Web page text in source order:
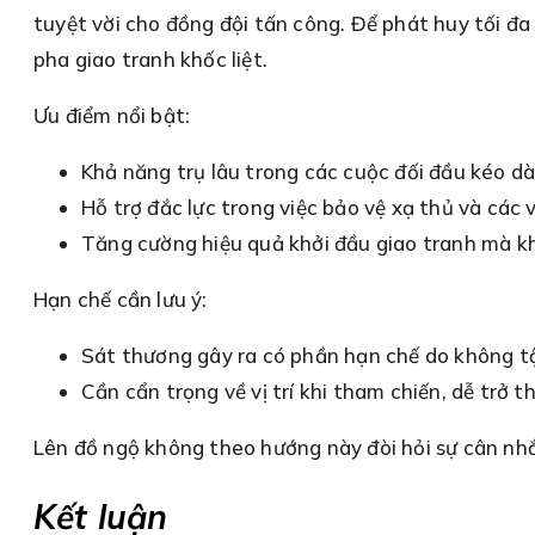
tuyệt vời cho đồng đội tấn công. Để phát huy tối
pha giao tranh khốc liệt.
Ưu điểm nổi bật:
Khả năng trụ lâu trong các cuộc đối đầu kéo
Hỗ trợ đắc lực trong việc bảo vệ xạ thủ và các
Tăng cường hiệu quả khởi đầu giao tranh mà
Hạn chế cần lưu ý:
Sát thương gây ra có phần hạn chế do không
Cần cẩn trọng về vị trí khi tham chiến, dễ trở
Lên đồ ngộ không theo hướng này đòi hỏi sự cân
Kết luận